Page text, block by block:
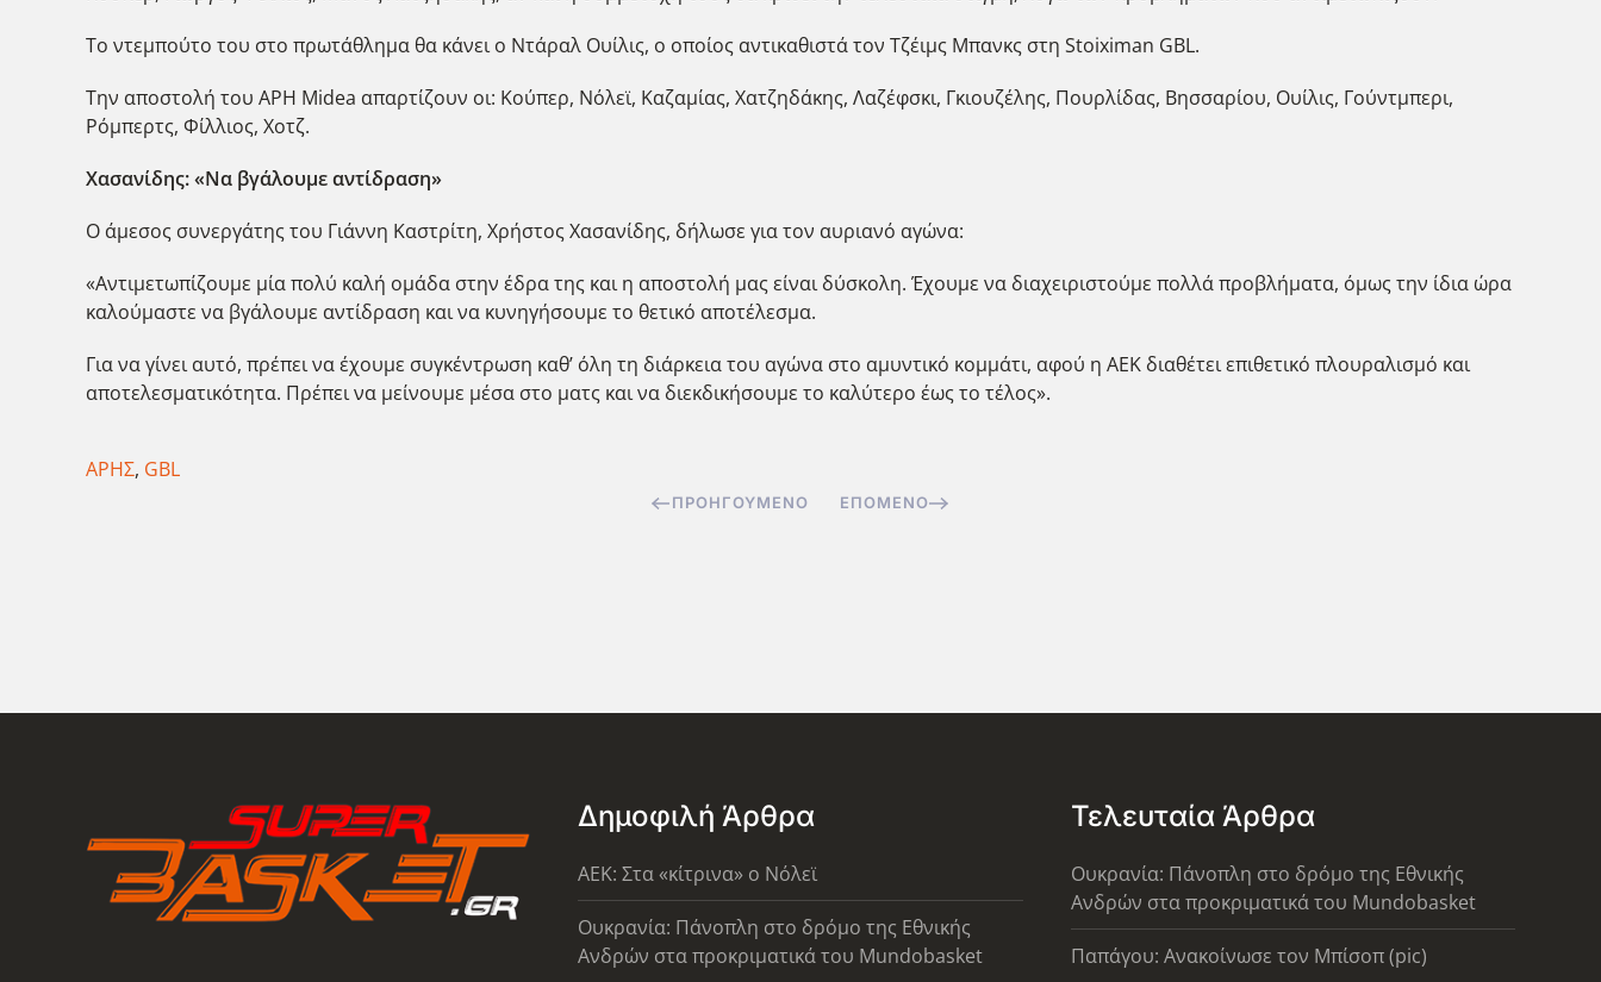
Το ντεμπούτο του στο πρωτάθλημα θα κάνει ο Ντάραλ Ουίλις, ο οποίος αντικαθιστά τον Τζέιμς Μπανκς στη Stoiximan GBL.
Την αποστολή του ΑΡΗ Midea απαρτίζουν οι: Κούπερ, Νόλεϊ, Καζαμίας, Χατζηδάκης, Λαζέφσκι, Γκιουζέλης, Πουρλίδας, Βησσαρίου, Ουίλις, Γούντμπερι,
Ρόμπερτς, Φίλλιος, Χοτζ.
Χασανίδης: «Να βγάλουμε αντίδραση»
Ο άμεσος συνεργάτης του Γιάννη Καστρίτη, Χρήστος Χασανίδης, δήλωσε για τον αυριανό αγώνα:
«Αντιμετωπίζουμε μία πολύ καλή ομάδα στην έδρα της και η αποστολή μας είναι δύσκολη. Έχουμε να διαχειριστούμε πολλά προβλήματα, όμως την ίδια ώρα
καλούμαστε να βγάλουμε αντίδραση και να κυνηγήσουμε το θετικό αποτέλεσμα.
Για να γίνει αυτό, πρέπει να έχουμε συγκέντρωση καθ’ όλη τη διάρκεια του αγώνα στο αμυντικό κομμάτι, αφού η ΑΕΚ διαθέτει επιθετικό πλουραλισμό και
αποτελεσματικότητα. Πρέπει να μείνουμε μέσα στο ματς και να διεκδικήσουμε το καλύτερο έως το τέλος».
ΑΡΗΣ, GBL
ΠΡΟΗΓΟΎΜΕΝΟ ΕΠΌΜΕΝΟ
Δημοφιλή Άρθρα
AEK: Στα «κίτρινα» ο Νόλεϊ
Ουκρανία: Πάνοπλη στο δρόμο της Εθνικής
Ανδρών στα προκριματικά του Mundobasket
Τελευταία Άρθρα
Ουκρανία: Πάνοπλη στο δρόμο της Εθνικής
Ανδρών στα προκριματικά του Mundobasket
Παπάγου: Ανακοίνωσε τον Μπίσοπ (pic)